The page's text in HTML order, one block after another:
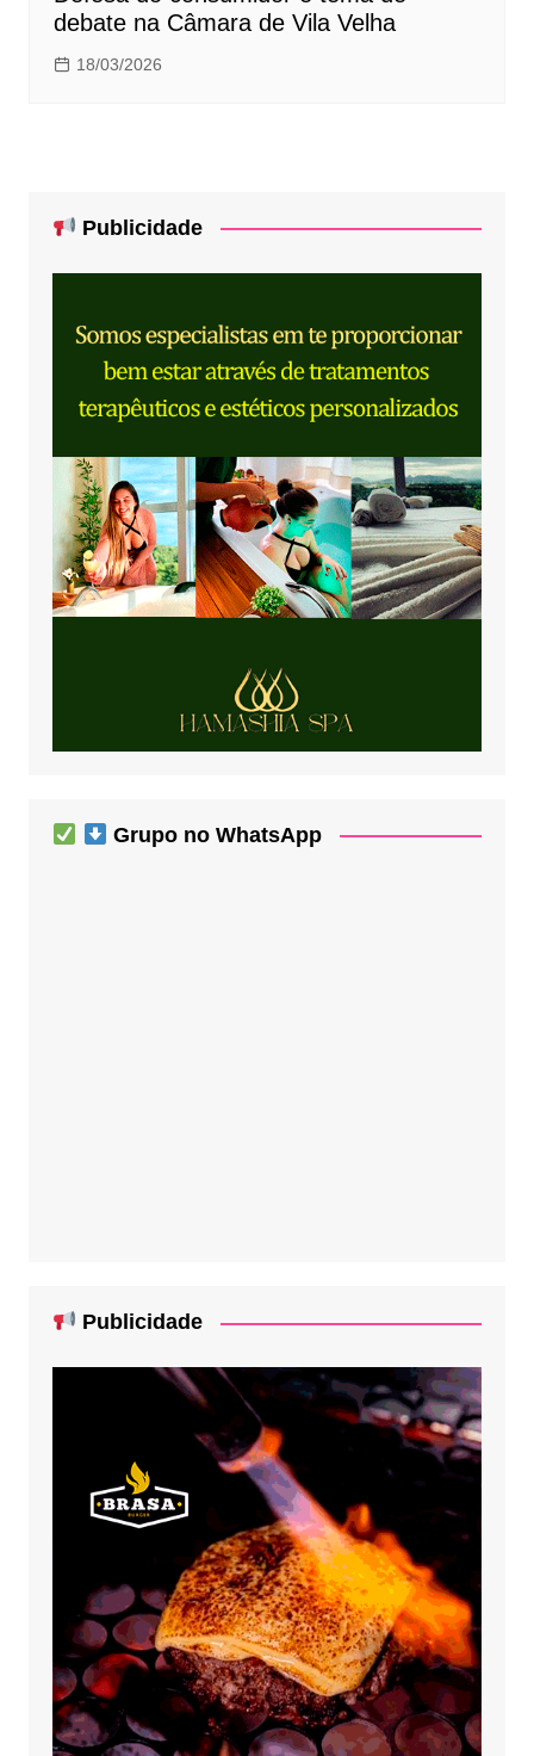
debate na Câmara de Vila Velha
18/03/2026
Publicidade
Grupo no WhatsApp
Publicidade